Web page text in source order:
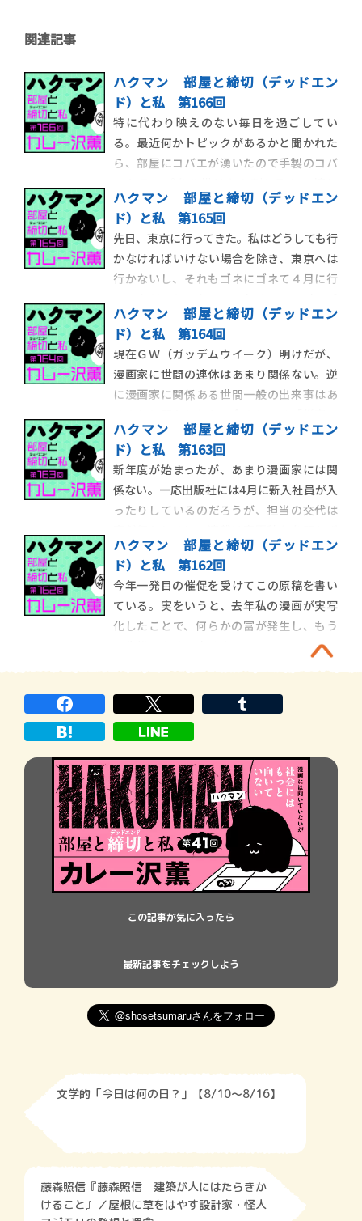
関連記事
ハクマン 部屋と締切（デッドエン
ド）と私 第166回
特に代わり映えのない毎日を過ごしてい
る。最近何かトピックがあるかと聞かれた
ら、部屋にコバエが湧いたので手製のコバ
い、という話をしだす程度には特筆するこ
とがない。だが、今朝起きたら、トラップ
自体が腐ってコバエのキャンプ地になってい
たので、やはり人生のスパイスは、与えら
れるのを待つのでは
ハクマン 部屋と締切（デッドエン
ド）と私 第165回
先日、東京に行ってきた。私はどうしても行
かなければいけない場合を除き、東京へは
行かないし、それもゴネにゴネて４月に行
ばす。ついに万策尽きて行くことになった
としても、用が済んだらすぐ帰るので、東京
滞在時間が飛行機に乗っている時間より短
いことすらある。今回はＳ（hit）学館の用
であり、
ハクマン 部屋と締切（デッドエン
ド）と私 第164回
現在ＧＷ（ガッデムウイーク）明けだが、
漫画家に世間の連休はあまり関係ない。逆
に漫画家に関係ある世間一般の出来事はあ
以外は思いつかない。ＧＷが無関係という
ことは、その後にやってくるらしい五月病
も無縁である。しかし、そうした季節病に
無縁ということは「オールシーズンいつで
も病める」という
ハクマン 部屋と締切（デッドエン
ド）と私 第163回
新年度が始まったが、あまり漫画家には関
係ない。一応出版社には4月に新入社員が入
ったりしているのだろうが、担当の交代は
に終わる。だが逆にいえば、春を待たずに
担当が飛んでくれるし、連載はどの時期で
も始められるということだ。そもそも漫画
業界は学校教育や一般的企業とは相容れな
かった奴の集合
ハクマン 部屋と締切（デッドエン
ド）と私 第162回
今年一発目の催促を受けてこの原稿を書い
ている。実をいうと、去年私の漫画が実写
化したことで、何らかの富が発生し、もう
一生働かなくて良くなるのではと思ってい
む」と宣言しまくっていたのだが、現実は
今のまま３年休むと栄養失調などにより永
遠の休息が訪れるた
この記事が気に入ったら
最新記事をチェックしよう
文学的「今日は何の日？」【8/10～8/16】
藤森照信『藤森照信 建築が人にはたらきか
けること』／屋根に草をはやす設計家・怪人